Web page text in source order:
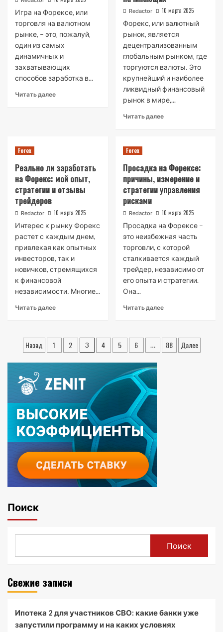
Игра на Форексе‚ или
торговля на валютном
рынке‚ – это‚ пожалуй‚
один из самых
динамичных и
захватывающих
способов заработка в...
Читать далее
Redactor 10 марта 2025
Форекс‚ или валютный
рынок‚ является
децентрализованным
глобальным рынком‚ где
торгуются валюты․ Это
крупнейший и наиболее
ликвидный финансовый
рынок в мире‚...
Читать далее
Forex
Реально ли заработать
на Форекс: мой опыт,
стратегии и отзывы
трейдеров
Redactor 10 марта 2025
Интерес к рынку Форекс
растет с каждым днем,
привлекая как опытных
инвесторов, так и
новичков, стремящихся
к финансовой
независимости․ Многие...
Читать далее
Forex
Просадка на Форексе:
причины, измерение и
стратегии управления
рисками
Redactor 10 марта 2025
Просадка на Форексе –
это неизбежная часть
торговли, с которой
сталкивается каждый
трейдер, независимо от
его опыта и стратегии.
Она...
Читать далее
Пагинация
записей
Назад 1 2 3 4 5 6 … 88 Далее
Поиск
Поиск
Свежие записи
Ипотека 2 для участников СВО: какие банки уже
запустили программу и на каких условиях